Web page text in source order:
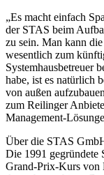
„Es macht einfach
der STAS beim
zu sein. Man kann
wesentlich zum
Systemhausbetreuer
habe, ist es natürlich
von außen
zum Reilinger
Management-
Über die STAS
Die 1991 gegründete
Grand-Prix-Kurs von